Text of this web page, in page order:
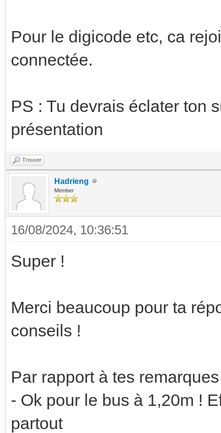
Pour le digicode etc, ca
connectée.
PS : Tu devrais éclater ton
présentation
Trouver
Hadrieng
Member
16/08/2024, 10:36:51
Super !
Merci beaucoup pour ta
conseils !
Par rapport à tes
- Ok pour le bus à 1,20m !
partout